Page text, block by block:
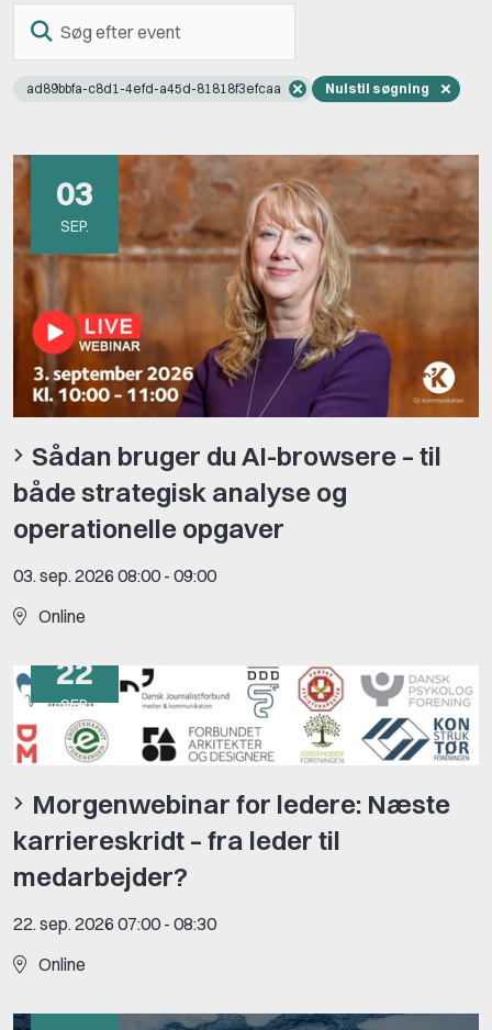
event
ad89bbfa-c8d1-4efd-a45d-81818f3efcaa Nulstil søgning
03
SEP.
Sådan bruger du AI-browsere – til
både strategisk analyse og
operationelle opgaver
03. sep. 2026 08:00 - 09:00
Online
22
SEP.
Morgenwebinar for ledere: Næste
karriereskridt – fra leder til
medarbejder?
22. sep. 2026 07:00 - 08:30
Online